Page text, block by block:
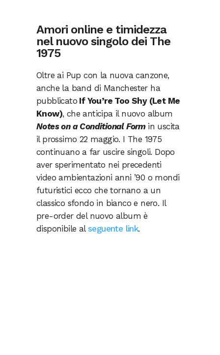
Amori online e timidezza
nel nuovo singolo dei The
1975
Oltre ai Pup con la nuova canzone,
anche la band di Manchester ha
pubblicato If You’re Too Shy (Let Me
Know), che anticipa il nuovo album
Notes on a Conditional Form in uscita
il prossimo 22 maggio. I The 1975
continuano a far uscire singoli. Dopo
aver sperimentato nei precedenti
video ambientazioni anni ’90 o mondi
futuristici ecco che tornano a un
classico sfondo in bianco e nero. Il
pre-order del nuovo album è
disponibile al seguente link.